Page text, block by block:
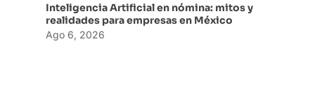
Inteligencia Artificial en nómina: mitos y
realidades para empresas en México
Ago 6, 2026